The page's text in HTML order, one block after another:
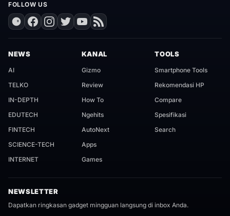
FOLLOW US
NEWS
AI
TELKO
IN-DEPTH
EDUTECH
FINTECH
SCIENCE-TECH
INTERNET
KANAL
Gizmo
Review
How To
Ngehits
AutoNext
Apps
Games
TOOLS
Smartphone Tools
Rekomendasi HP
Compare
Spesifikasi
Search
NEWSLETTER
Dapatkan ringkasan gadget mingguan langsung di inbox Anda.